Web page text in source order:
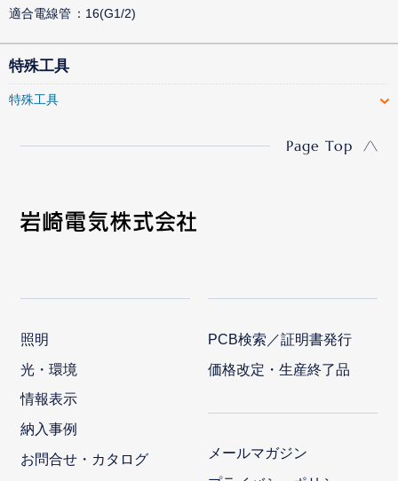
適合電線管
16(G1/2)
特殊工具
特殊工具
Page Top
照明
光・環境
情報表示
納入事例
お問合せ・カタログ
PCB検索／証明書発行
価格改定・生産終了品
メールマガジン